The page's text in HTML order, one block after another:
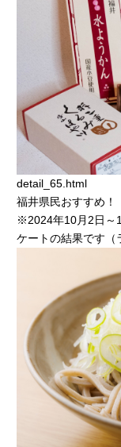
detail_65.html
福井県民おすすめ！
※2024年10月2日～
ケートの結果です（